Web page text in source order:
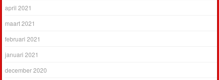
april 2021
maart 2021
februari 2021
januari 2021
december 2020